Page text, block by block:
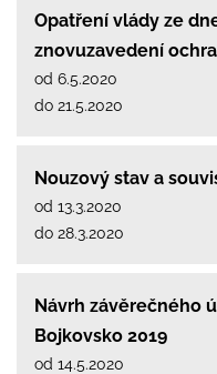
Opatření vlády ze
znovuzavedení
od 6.5.2020
do 21.5.2020
Nouzový stav a
od 13.3.2020
do 28.3.2020
Návrh závěrečného
Bojkovsko 2019
od 14.5.2020